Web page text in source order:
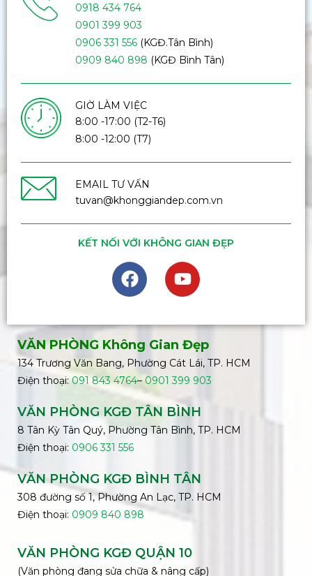
0918 434 764
0901 399 903
0906 331 556(KGĐ.Tân Bình)
0909 840 898 (KGĐ Bình Tân)
GIỜ LÀM VIỆC
8:00 -17:00 (T2-T6)
8:00 -12:00 (T7)
EMAIL TƯ VẤN
tuvan@khonggiandep.com.vn
KẾT NỐI VỚI KHÔNG GIAN ĐẸP
VĂN PHÒNG Không Gian Đẹp
134 Trương Văn Bang, Phường Cát Lái, TP. HCM
Điện thoại:091 843 4764– 0901 399 903
VĂN PHÒNG KGĐ TÂN BÌNH
8 Tân Kỳ Tân Quý, Phường Tân Bình, TP. HCM
Điện thoại: 0906 331 556
VĂN PHÒNG KGĐ BÌNH TÂN
308 đường số 1, Phường An Lạc, TP. HCM
Điện thoại: 0909 840 898
VĂN PHÒNG KGĐ QUẬN 10
(Văn phòng đang sửa chữa & nâng cấp)